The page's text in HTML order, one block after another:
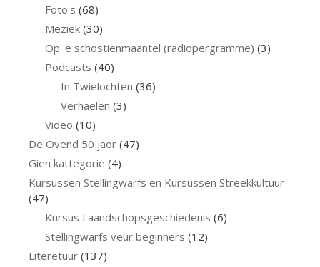
Foto's (68)
Meziek(30)
Op 'e schostienmaantel (radiopergramme) (3)
Podcasts (40)
In Twielochten (36)
Verhaelen (3)
Video (10)
De Ovend 50 jaor (47)
Gien kattegorie (4)
Kursussen Stellingwarfs en Kursussen Streekkultuur
(47)
Kursus Laandschopsgeschiedenis (6)
Stellingwarfs veur beginners (12)
Literetuur (137)